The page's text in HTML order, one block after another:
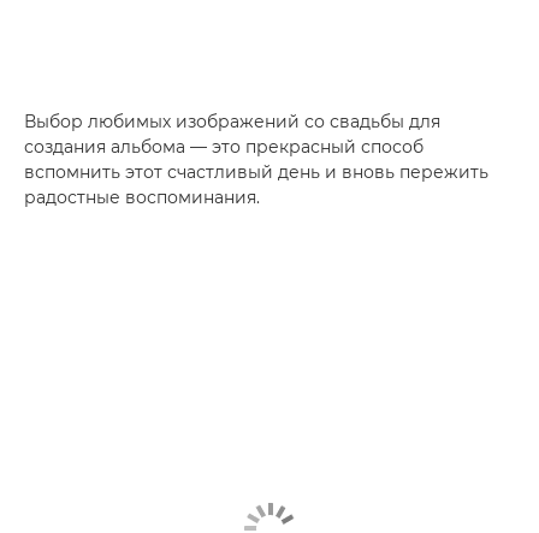
Выбор любимых изображений со свадьбы для
создания альбома — это прекрасный способ
вспомнить этот счастливый день и вновь пережить
радостные воспоминания.